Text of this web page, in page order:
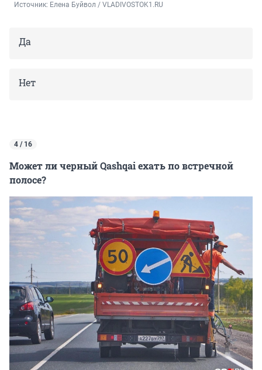
Источник: Елена Буйвол / VLADIVOSTOK1.RU
Да
Нет
4 / 16
Может ли черный Qashqai ехать по встречной
полосе?